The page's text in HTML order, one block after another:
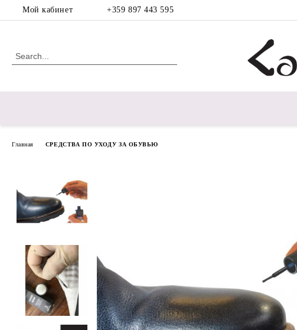
Мой кабинет +359 897 443 595
Главная СРЕДСТВА ПО УХОДУ ЗА ОБУВЬЮ